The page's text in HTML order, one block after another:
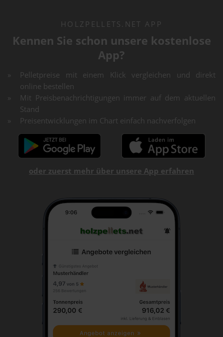
HOLZPELLETS.NET APP
Kennen Sie schon unsere kostenlose
App?
Pelletpreise mit einem Klick vergleichen und direkt
online bestellen
Mit Preisbenachrichtigungen immer auf dem aktuellen
Stand
Preisentwicklungen im Chart einfach nachverfolgen
oder zuerst mehr über unsere App erfahren